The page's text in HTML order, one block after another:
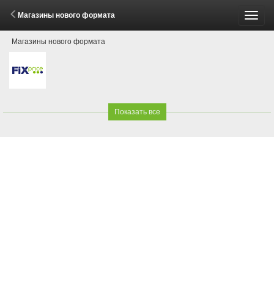
Магазины нового формата
Магазины нового формата
Показать все